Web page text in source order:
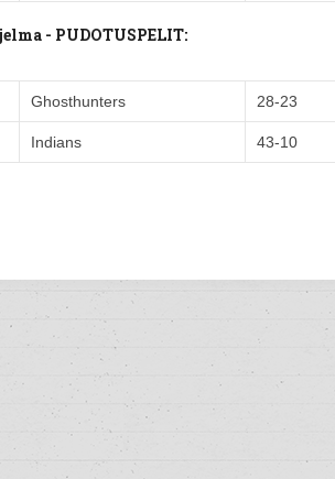
- PUDOTUSPELIT:
Ghosthunters 28-23
Indians 43-10